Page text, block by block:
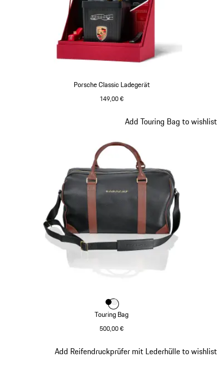
Porsche Classic Ladegerät
149,00 €
Touring Bag
500,00 €
Add Touring Bag to wishlist
Farbe
FarbeFarbe
Add Reifendruckprüfer mit Lederhülle to wishlist